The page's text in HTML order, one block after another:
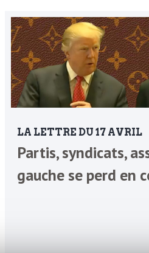
LA LETTRE DU 17 AVRIL
Partis, syndicats,
gauche se perd en